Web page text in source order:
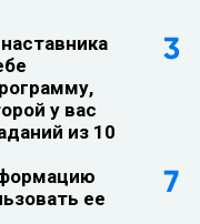
у вас
из 10
ее